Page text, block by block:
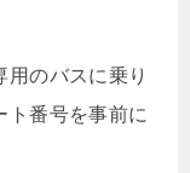
のバスに乗り
ト番号を事前に